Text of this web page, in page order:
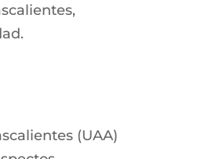
(UAA)